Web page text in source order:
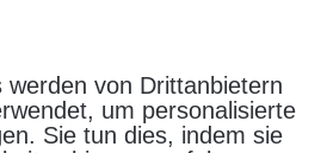
werden von Drittanbietern
um personalisierte
Sie tun dies, indem sie